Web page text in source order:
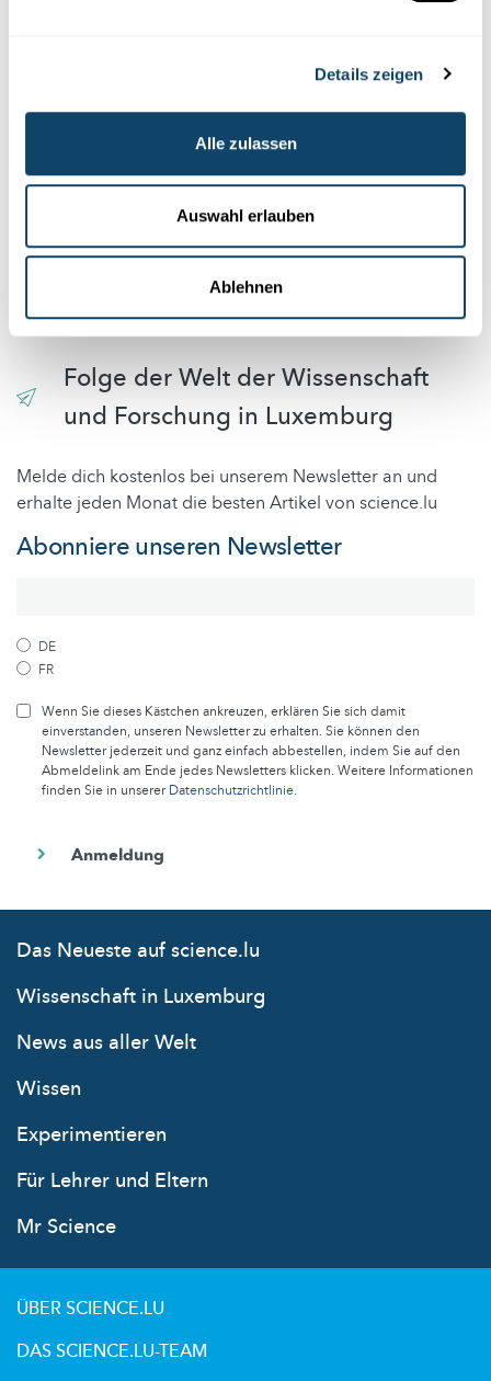
Details zeigen
Alle zulassen
Auswahl erlauben
Ablehnen
EINSTELLUNGEN ÄNDERN
Abonniere unseren
Youtube-Kanal
Folge der Welt der Wissenschaft
und Forschung in Luxemburg
Melde dich kostenlos bei unserem Newsletter an und
erhalte jeden Monat die besten Artikel von science.lu
Abonniere unseren Newsletter
DE
FR
Wenn Sie dieses Kästchen ankreuzen, erklären Sie sich damit
einverstanden, unseren Newsletter zu erhalten. Sie können den
Newsletter jederzeit und ganz einfach abbestellen, indem Sie auf den
Abmeldelink am Ende jedes Newsletters klicken. Weitere Informationen
finden Sie in unsererDatenschutzrichtlinie.
Das Neueste auf science.lu
Wissenschaft in Luxemburg
News aus aller Welt
Wissen
Experimentieren
Für Lehrer und Eltern
Mr Science
ÜBER SCIENCE.LU
DAS SCIENCE.LU-TEAM